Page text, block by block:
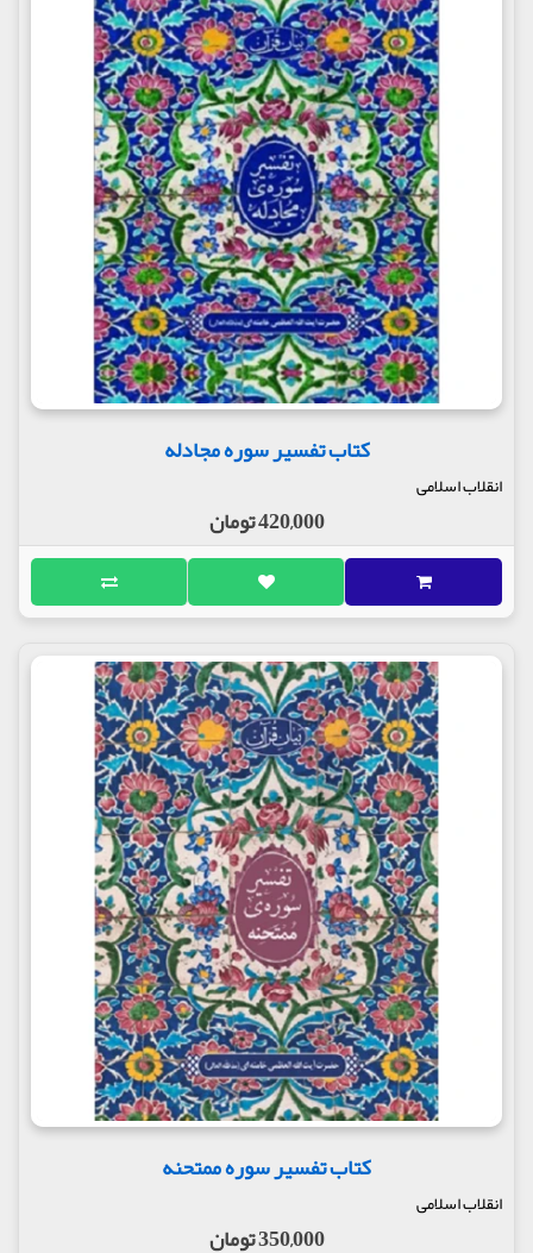
کتاب تفسیر سوره مجادله
انقلاب اسلامی
420,000 تومان
کتاب تفسیر سوره ممتحنه
انقلاب اسلامی
350,000 تومان